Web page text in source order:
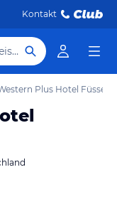
Kontakt
Hotel, Reiseziel
Plus Hotel Füssen